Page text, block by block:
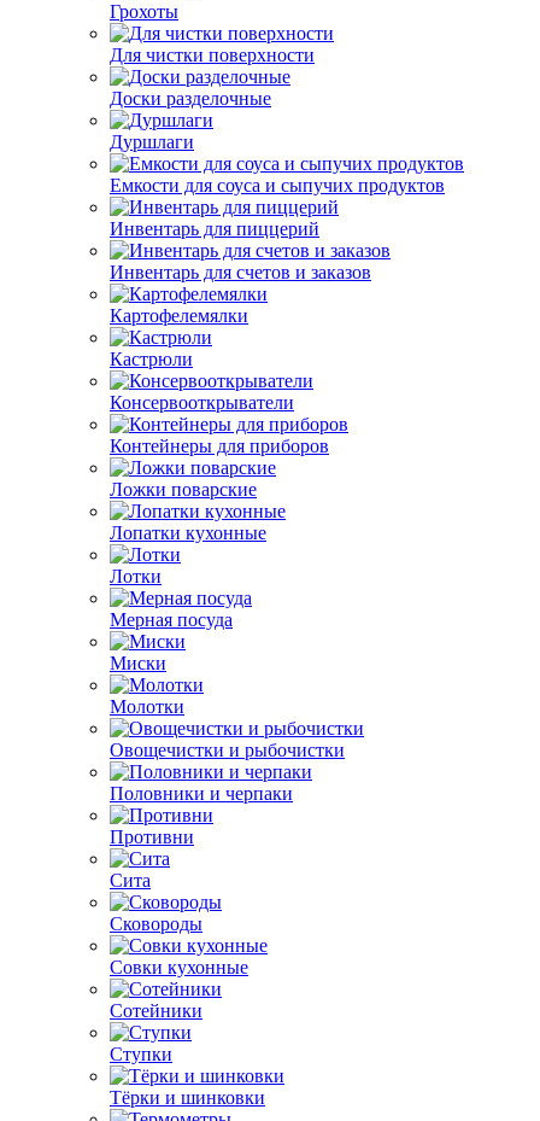
Грохоты
Для чистки поверхности
Доски разделочные
Дуршлаги
Емкости для соуса и сыпучих продуктов
Инвентарь для пиццерий
Инвентарь для счетов и заказов
Картофелемялки
Кастрюли
Консервооткрыватели
Контейнеры для приборов
Ложки поварские
Лопатки кухонные
Лотки
Мерная посуда
Миски
Молотки
Овощечистки и рыбочистки
Половники и черпаки
Противни
Сита
Сковороды
Совки кухонные
Сотейники
Ступки
Тёрки и шинковки